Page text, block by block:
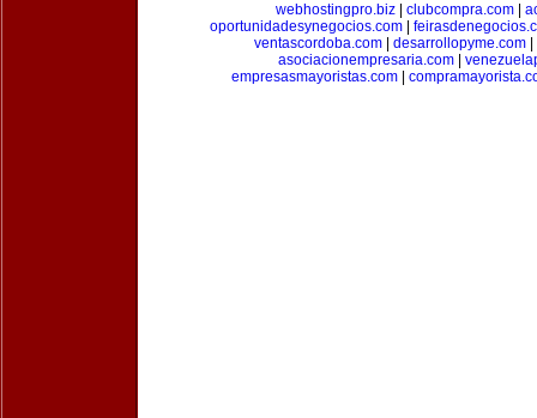
webhostingpro.biz| clubcompra.com|
oportunidadesynegocios.com|
ventascordoba.com| desarrollopyme.com|
asociacionempresaria.com
empresasmayoristas.com|